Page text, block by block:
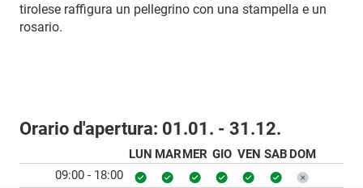
tirolese raffigura un pellegrino con una stampella e un
rosario.
Orario d'apertura: 01.01. - 31.12.
LUN MARMER GIO VEN SAB DOM
09:00 - 18:00